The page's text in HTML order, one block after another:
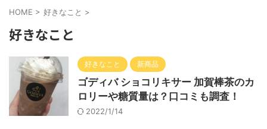
HOME > 好きなこと >
好きなこと
好きなこと 新商品
ゴディバ ショコリキサー 加賀棒茶のカ
ロリーや糖質量は？口コミも調査！
2022/1/14